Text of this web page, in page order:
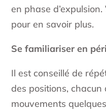
en phase
pour en savoir plus.
Se familiariser en
Il est conseillé de
des positions, chacun
mouvements